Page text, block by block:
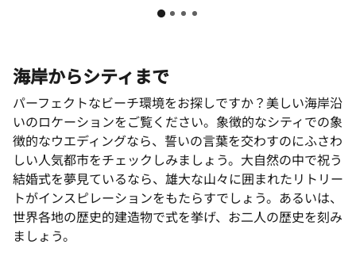
海岸からシティまで
パーフェクトなビーチ環境をお探しですか？美しい海岸沿
いのロケーションをご覧ください。象徴的なシティでの象
徴的なウエディングなら、誓いの言葉を交わすのにふさわ
しい人気都市をチェックしみましょう。大自然の中で祝う
結婚式を夢見ているなら、雄大な山々に囲まれたリトリー
トがインスピレーションをもたらすでしょう。あるいは、
世界各地の歴史的建造物で式を挙げ、お二人の歴史を刻み
ましょう。